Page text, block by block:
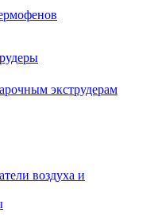
экструдерам
воздуха и